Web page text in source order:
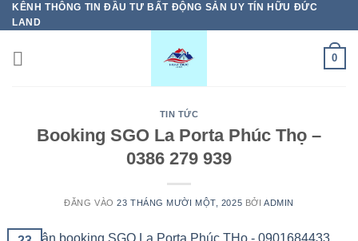
Bỏ
qua
nội
dung
KÊNH THÔNG TIN ĐẦU TƯ BẤT ĐỘNG SẢN UY TÍN HỮU ĐỨC
LAND
0
TIN TỨC
Booking SGO La Porta Phúc Thọ –
0386 279 939
ĐĂNG VÀO23 THÁNG MƯỜI MỘT, 2025 BỞI ADMIN